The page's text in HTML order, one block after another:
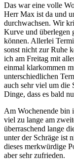
Das war eine volle
Herr Max ist da und
durchwachsen. Wir
Kurve und überlegen
können. Allerlei
sonst nicht zur Ruhe
ich am Freitag mit
einmal klarkommen
unterschiedlichen
auch sehr viel um die
Dinge, dass es bald
Am Wochenende bin
viel zu lange am
überraschend lange
unter der Schräge ist
dieses merkwürdige
aber sehr zufrieden.